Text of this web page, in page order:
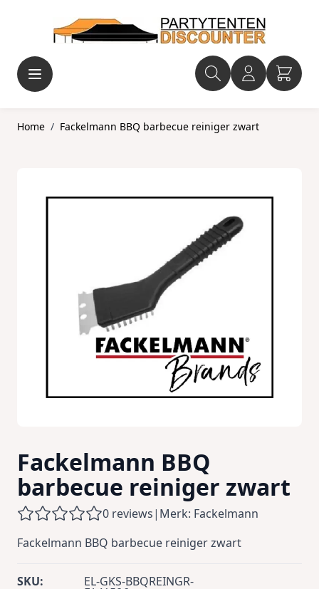
Home / Fackelmann BBQ barbecue reiniger zwart
Fackelmann BBQ
barbecue reiniger zwart
0 reviews| Merk: Fackelmann
Fackelmann BBQ barbecue reiniger zwart
SKU: EL-GKS-BBQREINGR-